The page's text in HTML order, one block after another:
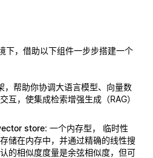
下，借助以下组件一步步搭建一个
，帮助你协调大语言模型、向量数
互，使集成检索增强生成（RAG）
store: 一个内存型， 临时性
储在内存中，并通过精确的线性搜
的相似度度量是余弦相似度，但可